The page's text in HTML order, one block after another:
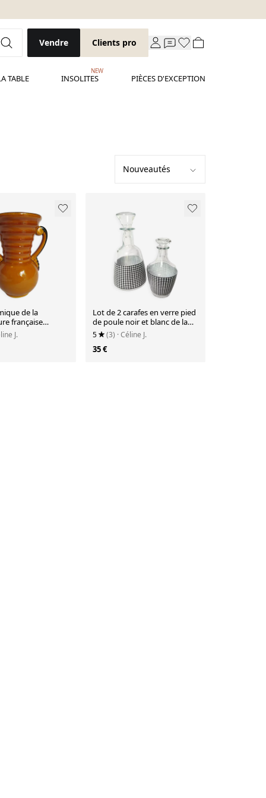
Vendre Clients pro
TABLE INSOLITES
NEW
PIÈCES D'EXCEPTION
de la
française
années 70.
J.
Lot de 2 carafes en verre pied
de poule noir et blanc de la
cristallerie d'Arques. Rare.
5 (3) · Céline J.
35 €